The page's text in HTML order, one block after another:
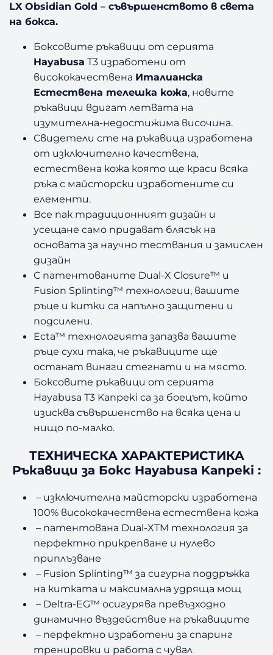
LX Obsidian Gold – съвършенството в света
на бокса.
Боксовите ръкавици от серията
Hayabusa Т3 изработени от
висококачествена Италианска
Естествена телешка кожа, новите
ръкавици вдигат летвата на
изумителна-недостижима височина.
Свидетели сте на ръкавица изработена
от изключително качествена,
естествена кожа която ще краси всяка
ръка с майсторски изработените си
елементи.
Все пак традиционният дизайн и
усещане само придават блясък на
основата за научно тествания и замислен
дизайн
С патентованите Dual-X Closure™ и
Fusion Splinting™ технологии, вашите
ръце и китки са напълно защитени и
подсилени.
Ecta™ технологията запазва вашите
ръце сухи така, че ръкавиците ще
останат винаги стегнати и на място.
Боксовите ръкавици от серията
Hayabusa Т3 Kanpeki са за боецът, който
изисква съвършенство на всяка цена и
нищо по-малко.
ТЕХНИЧЕСКА ХАРАКТЕРИСТИКА
Ръкавици за Бокс Hayabusa Kanpeki :
– изключителна майсторски изработена
100% висококачествена естествена кожа
– патентована Dual-XTM технология за
перфектно прикрепване и нулево
приплъзване
– Fusion Splinting™ за сигурна поддръжка
на китката и максимална удряща мощ
– Deltra-EG™ осигурява превъзходно
динамично въздействие на ръкавиците
– перфектно изработени за спаринг
тренировки и работа с чувал